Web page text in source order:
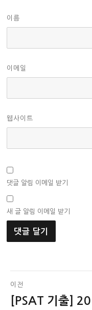
이름
이메일
웹사이트
댓글 알림 이메일 받기
새 글 알림 이메일 받기
글
탐
이전
이[PSAT 기출]